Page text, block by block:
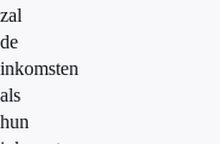
zal
de
inkomsten
als
hun